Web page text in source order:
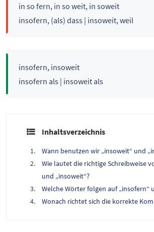
in so fern, in so weit, in soweit
insofern, (als) dass | insoweit, weil
insofern, insoweit
insofern als | insoweit als
Inhaltsverzeichnis
Wann benutzen wir „insoweit“ und
Wie lautet die richtige Schreibweise
und „insoweit“?
Welche Wörter folgen auf „insofern“
Wonach richtet sich die korrekte